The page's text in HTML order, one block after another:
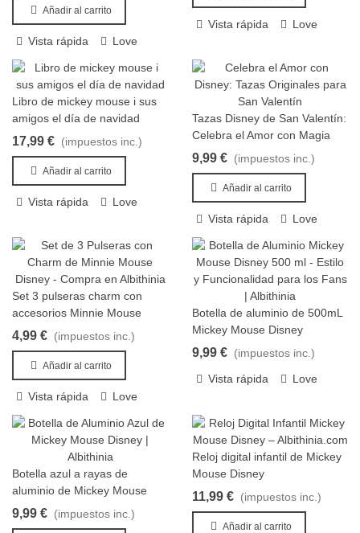
Añadir al carrito
Vista rápida Love
Vista rápida Love
Añadir al carrito
Libro de mickey mouse i sus
amigos el día de navidad
17,99 € (impuestos inc.)
Añadir al carrito
Vista rápida Love
Añadir al carrito
Tazas Disney de San Valentín:
Celebra el Amor con Magia
9,99 € (impuestos inc.)
Añadir al carrito
Vista rápida Love
Añadir al carrito
Set 3 pulseras charm con
accesorios Minnie Mouse
Disney
4,99 € (impuestos inc.)
Añadir al carrito
Vista rápida Love
Vista rápida
Botella de aluminio de 500mL
Mickey Mouse Disney
9,99 € (impuestos inc.)
Vista rápida
Love
Añadir al carrito
Botella azul a rayas de
aluminio de Mickey Mouse
Disney
9,99 € (impuestos inc.)
Añadir al carrito
Reloj digital infantil de Mickey
Mouse Disney
11,99 € (impuestos inc.)
Añadir al carrito